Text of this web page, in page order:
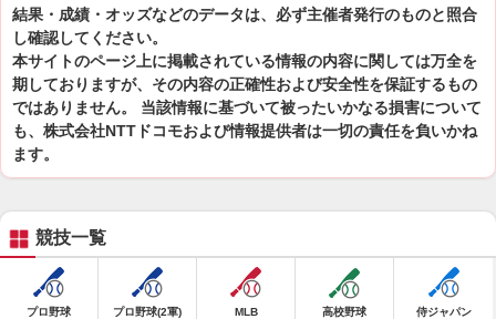
結果・成績・オッズなどのデータは、必ず主催者発行のものと照合
し確認してください。
本サイトのページ上に掲載されている情報の内容に関しては万全を
期しておりますが、その内容の正確性および安全性を保証するもの
ではありません。 当該情報に基づいて被ったいかなる損害について
も、株式会社NTTドコモおよび情報提供者は一切の責任を負いかね
ます。
競技一覧
プロ野球 プロ野球(2軍) MLB 高校野球 侍ジャパン